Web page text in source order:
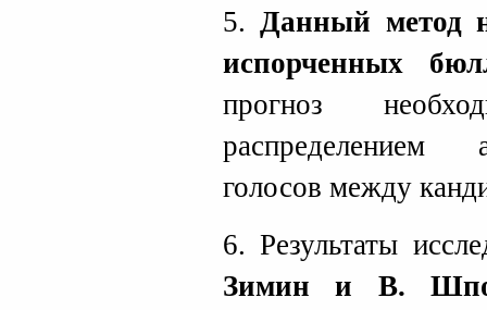
5.Данный метод
испорченных
прогноз
распределением
голосов между
6. Результаты
Зимин и В.